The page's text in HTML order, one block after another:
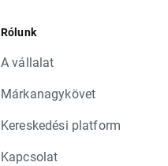
Rólunk
A vállalat
Márkanagykövet
Kereskedési platform
Kapcsolat